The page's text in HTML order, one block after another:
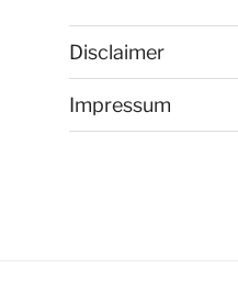
Disclaimer
Impressum